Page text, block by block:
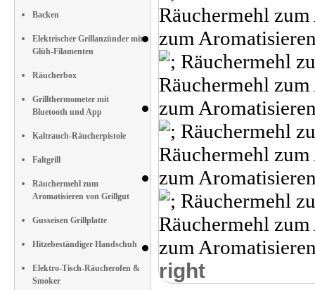
Backen
Elektrischer Grillanzünder mit
Glüh-Filamenten
Räucherbox
Grillthermometer mit
Bluetooth und App
Kaltrauch-Räucherpistole
Faltgrill
Räuchermehl zum
Aromatisieren von Grillgut
Gusseisen Grillplatte
Hitzebeständiger Handschuh
Elektro-Tisch-Räucherofen &
Smoker
right